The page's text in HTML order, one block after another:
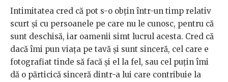
Intimitatea cred că pot s-o obțin într-un timp relativ
scurt și cu persoanele pe care nu le cunosc, pentru că
sunt deschisă, iar oamenii simt lucrul acesta. Cred că
dacă îmi pun viața pe tavă și sunt sinceră, cel care e
fotografiat tinde să facă și el la fel, sau cel puțin îmi
dă o părticică sinceră dintr-a lui care contribuie la